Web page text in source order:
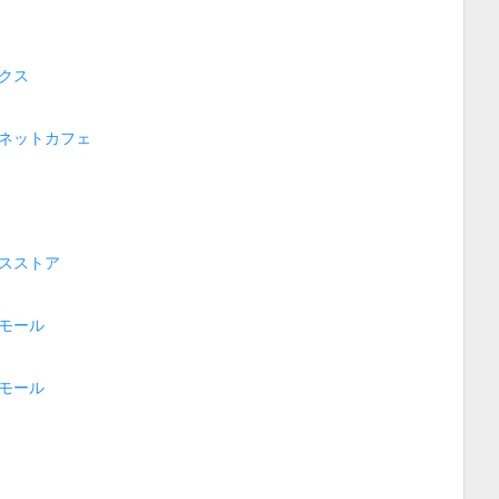
ス
ットカフェ
ストア
ール
ール